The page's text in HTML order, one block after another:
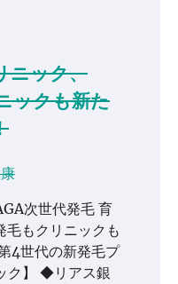
ニック、
ックも新た
次世代発毛 育
もクリニックも
4世代の新発毛プ
ク】 ◆リアス銀